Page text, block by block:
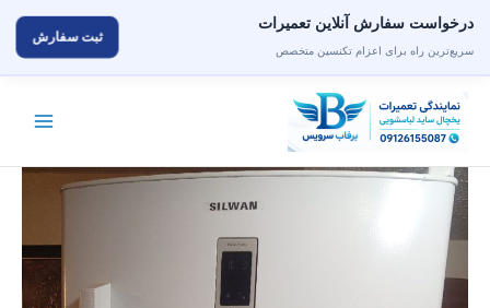
محتوا
درخواست سفارش آنلاین تعمیرات
سریع‌ترین راه برای اعزام تکنسین متخصص
ثبت سفارش